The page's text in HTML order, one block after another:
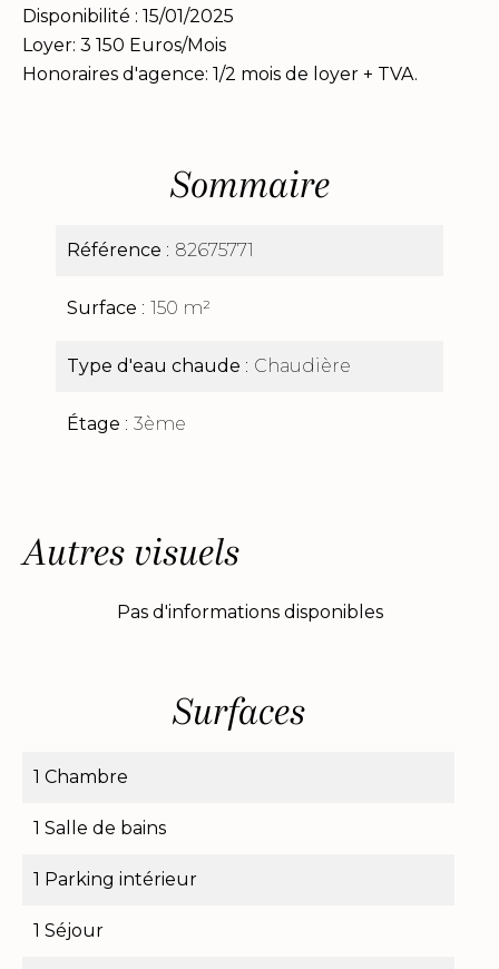
Disponibilité : 15/01/2025
Loyer: 3 150 Euros/Mois
Honoraires d'agence: 1/2 mois de loyer + TVA.
Sommaire
Référence 82675771
Surface 150 m²
Type d'eau chaude Chaudière
Étage 3ème
Autres visuels
Pas d'informations disponibles
Surfaces
1 Chambre
1 Salle de bains
1 Parking intérieur
1 Séjour